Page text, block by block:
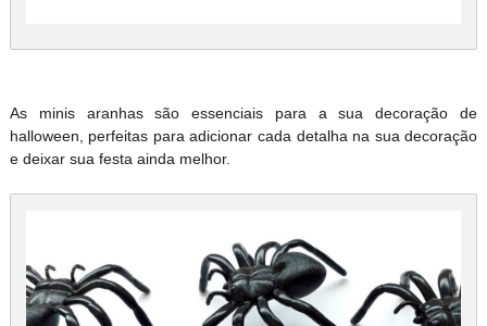
As minis aranhas são essenciais para a sua decoração de
halloween, perfeitas para adicionar cada detalha na sua decoração
e deixar sua festa ainda melhor.